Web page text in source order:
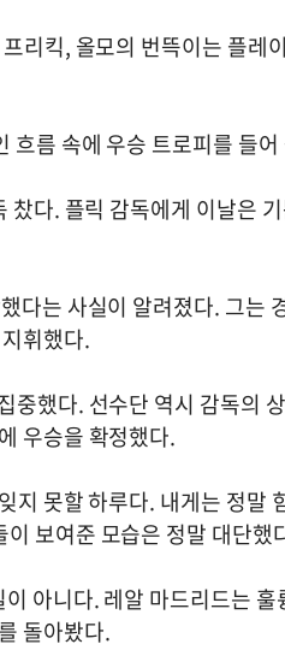
리킥, 올모의 번뜩이는 플레
흐름 속에 우승 트로피를 들
다. 플릭 감독에게 이날은
다는 사실이 알려졌다. 그는
휘했다.
중했다. 선수단 역시 감독의
우승을 확정했다.
못할 하루다. 내게는 정말
보여준 모습은 정말 대단했
아니다. 레알 마드리드는 훌
돌아봤다.